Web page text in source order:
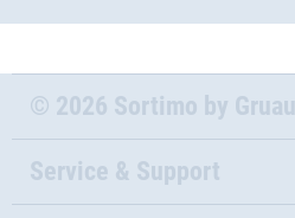
© 2026 Sortimo by Gruau
Service & Support